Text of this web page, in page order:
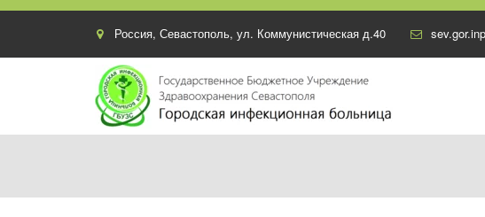
Россия, Севастополь, ул. Коммунистическая д.40